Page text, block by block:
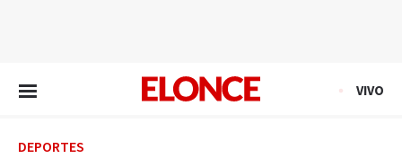
VIVO
DEPORTES